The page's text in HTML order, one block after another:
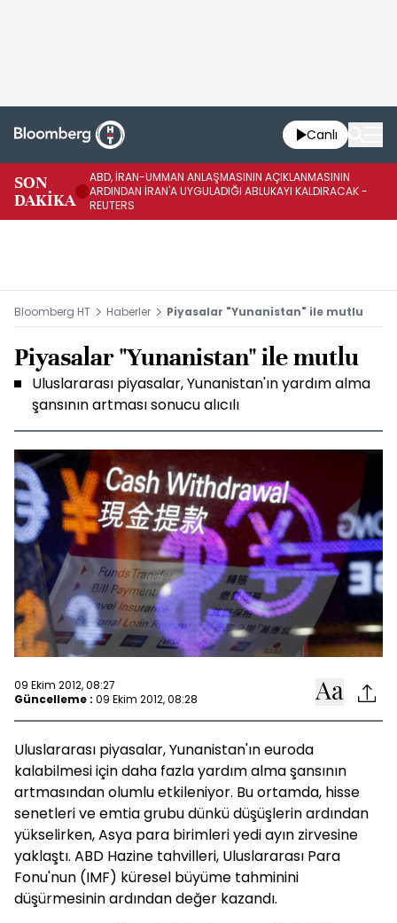
Canlı
SON
DAKİKA
ABD, İRAN-UMMAN ANLAŞMASININ AÇIKLANMASININ
ARDINDAN İRAN'A UYGULADIĞI ABLUKAYI KALDIRACAK -
REUTERS
Bloomberg HT Haberler Piyasalar "Yunanistan" ile mutlu
Piyasalar "Yunanistan" ile mutlu
Uluslararası piyasalar, Yunanistan'ın yardım alma
şansının artması sonucu alıcılı
09 Ekim 2012, 08:27
Güncelleme : 09 Ekim 2012, 08:28
Uluslararası piyasalar, Yunanistan'ın euroda
kalabilmesi için daha fazla yardım alma şansının
artmasından olumlu etkileniyor. Bu ortamda, hisse
senetleri ve emtia grubu dünkü düşüşlerin ardından
yükselirken, Asya para birimleri yedi ayın zirvesine
yaklaştı. ABD Hazine tahvilleri, Uluslararası Para
Fonu'nun (IMF) küresel büyüme tahminini
düşürmesinin ardından değer kazandı.